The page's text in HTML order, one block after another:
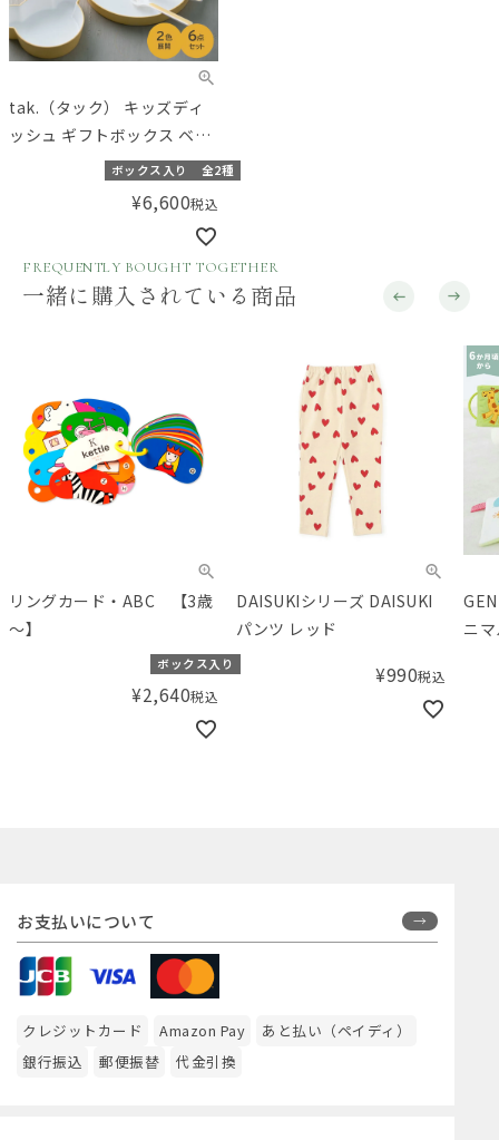
tak.（タック） キッズディ
ッシュ ギフトボックス ベア
（カトラリー付き）
ボックス入り 全2種
¥6,600税込
FREQUENTLY BOUGHT TOGETHER
一緒に購入されている商品
リングカード・ABC 【3歳
～】
ボックス入り
¥2,640税込
DAISUKIシリーズ DAISUKI
パンツ レッド
¥990税込
ニ
お支払いについて
クレジットカード Amazon Pay
あと払い（ペイディ）
銀行振込
郵便振替 代金引換